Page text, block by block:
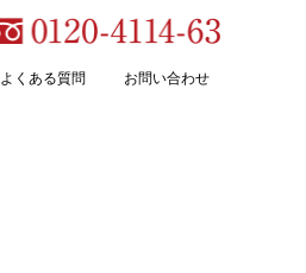
よくある質問 お問い合わせ